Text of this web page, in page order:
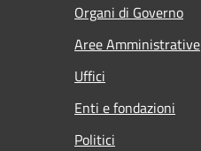
Organi di Governo
Aree Amministrative
Uffici
Enti e fondazioni
Politici